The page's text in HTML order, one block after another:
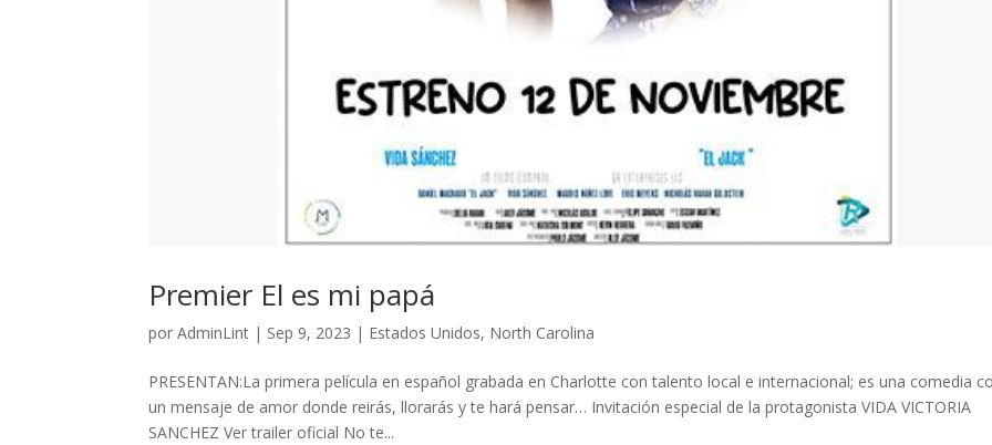
Premier El es mi papá
porAdminLint | Sep 9, 2023 | Estados Unidos, North Carolina
PRESENTAN:La primera película en español grabada en Charlotte con talento local e internacional; es una comedia
un mensaje de amor donde reirás, llorarás y te hará pensar… Invitación especial de la protagonista VIDA VICTORIA
SANCHEZ Ver trailer oficial No te...